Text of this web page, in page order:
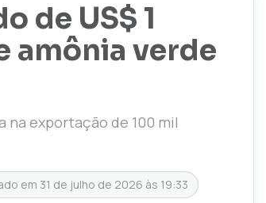
de US$ 1
amônia verde
na exportação de 100 mil
em 31 de julho de 2026 às 19:33